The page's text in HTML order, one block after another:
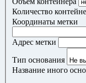
Количество
Координаты метки
Адрес метки
Тип основания
Название иного